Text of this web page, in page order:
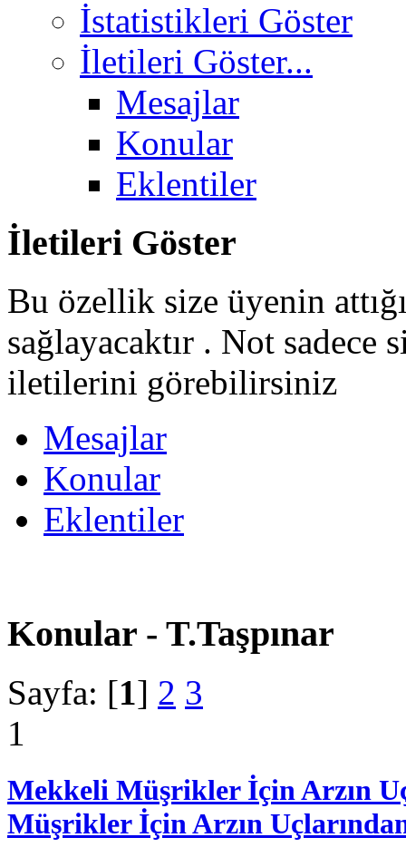
İstatistikleri Göster
İletileri Göster...
Mesajlar
Konular
Eklentiler
İletileri Göster
Bu özellik size üyenin
sağlayacaktır . Not
iletilerini görebilirsiniz
Mesajlar
Konular
Eklentiler
Konular - T.Taşpınar
Sayfa: [1] 2 3
1
Mekkeli Müşrikler İçin Arzın
Müşrikler İçin Arzın